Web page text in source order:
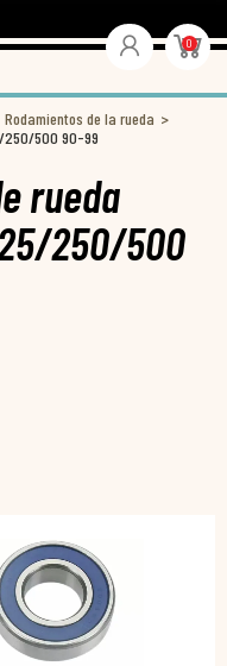
0
Rodamientos de la rueda
250/500 90-99
rueda
250/500